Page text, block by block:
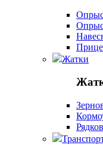
Жатки